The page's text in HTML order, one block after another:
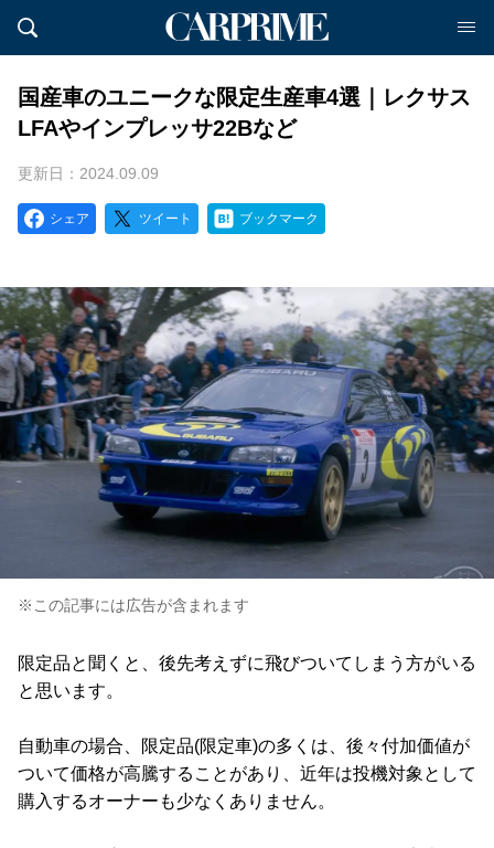
国産車のユニークな限定生産車4選｜レクサス
LFAやインプレッサ22Bなど
更新日：2024.09.09
シェア ツイート ブックマーク
※この記事には広告が含まれます
限定品と聞くと、後先考えずに飛びついてしまう方がいる
と思います。
自動車の場合、限定品(限定車)の多くは、後々付加価値が
ついて価格が高騰することがあり、近年は投機対象として
購入するオーナーも少なくありません。